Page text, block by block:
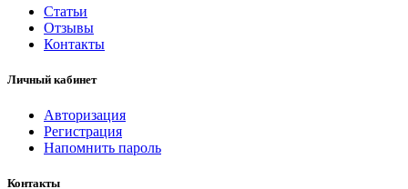
Статьи
Отзывы
Контакты
Личный кабинет
Авторизация
Регистрация
Напомнить пароль
Контакты